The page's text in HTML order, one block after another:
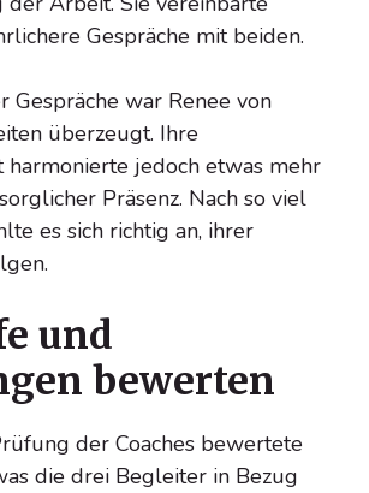
Gespräche mit beiden.
Gespräche war Renee von
überzeugt. Ihre
harmonierte jedoch etwas mehr
Präsenz. Nach so viel
es sich richtig an, ihrer
und
bewerten
der Coaches bewertete
die drei Begleiter in Bezug